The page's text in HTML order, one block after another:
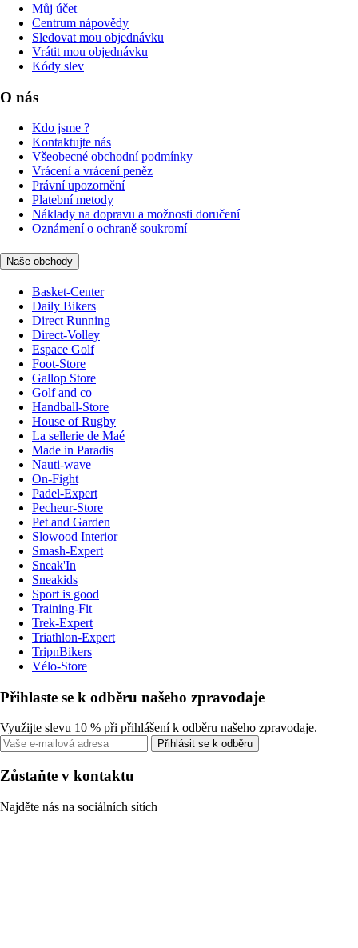
Můj účet
Centrum nápovědy
Sledovat mou objednávku
Vrátit mou objednávku
Kódy slev
O nás
Kdo jsme ?
Kontaktujte nás
Všeobecné obchodní podmínky
Vrácení a vrácení peněz
Právní upozornění
Platební metody
Náklady na dopravu a možnosti doručení
Oznámení o ochraně soukromí
Naše obchody
Basket-Center
Daily Bikers
Direct Running
Direct-Volley
Espace Golf
Foot-Store
Gallop Store
Golf and co
Handball-Store
House of Rugby
La sellerie de Maé
Made in Paradis
Nauti-wave
On-Fight
Padel-Expert
Pecheur-Store
Pet and Garden
Slowood Interior
Smash-Expert
Sneak'In
Sneakids
Sport is good
Training-Fit
Trek-Expert
Triathlon-Expert
TripnBikers
Vélo-Store
Přihlaste se k odběru našeho zpravodaje
Využijte slevu 10 % při přihlášení k odběru našeho zpravodaje.
Přihlásit se k odběru
Zůstaňte v kontaktu
Najděte nás na sociálních sítích